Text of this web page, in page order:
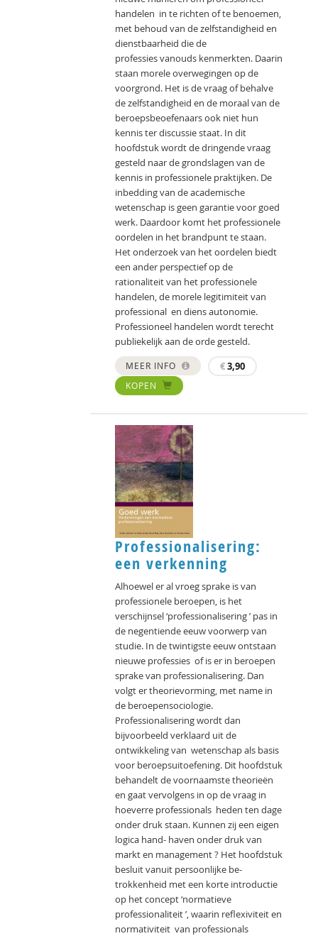
handelen in te richten of te benoemen,
met behoud van de zelfstandigheid en
dienstbaarheid die de
professies vanouds kenmerkten. Daarin
staan morele overwegingen op de
voorgrond. Het is de vraag of behalve
de zelfstandigheid en de moraal van de
beroepsbeoefenaars ook niet hun
kennis ter discussie staat. In dit
hoofdstuk wordt de dringende vraag
gesteld naar de grondslagen van de
kennis in professionele praktijken. De
inbedding van de academische
wetenschap is geen garantie voor goed
werk. Daardoor komt het professionele
oordelen in het brandpunt te staan.
Het onderzoek van het oordelen biedt
een ander perspectief op de
rationaliteit van het professionele
handelen, de morele legitimiteit van
professional en diens autonomie.
Professioneel handelen wordt terecht
publiekelijk aan de orde gesteld.
MEER INFO €3,90
KOPEN
Professionalisering:
een verkenning
Alhoewel er al vroeg sprake is van
professionele beroepen, is het
verschijnsel ‘professionalisering ’ pas in
de negentiende eeuw voorwerp van
studie. In de twintigste eeuw ontstaan
nieuwe professies of is er in beroepen
sprake van professionalisering. Dan
volgt er theorievorming, met name in
de beroepensociologie.
Professionalisering wordt dan
bijvoorbeeld verklaard uit de
ontwikkeling van wetenschap als basis
voor beroepsuitoefening. Dit hoofdstuk
behandelt de voornaamste theorieën
en gaat vervolgens in op de vraag in
hoeverre professionals heden ten dage
onder druk staan. Kunnen zij een eigen
logica hand- haven onder druk van
markt en management ? Het hoofdstuk
besluit vanuit persoonlijke be-
trokkenheid met een korte introductie
op het concept ‘normatieve
professionaliteit ’, waarin reﬂexiviteit en
normativiteit van professionals